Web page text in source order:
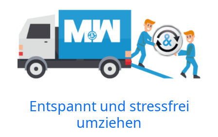
Entspannt und stressfrei
umziehen